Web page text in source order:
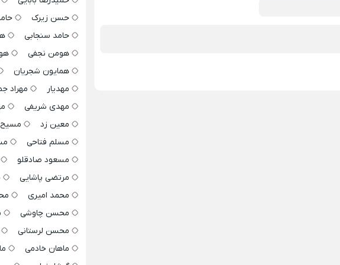
حسن زیرک
حامد سنجابی
هومن نجفی
همایون شجریان
مهدیار
مهراد
مهدی شریفی
معین زد
مسلم فتاحی
مسعود صادقلو
مرتضی پاشایی
محمد امیری
محسن چاوشی
محسن لرستانی
ماهان خادمی